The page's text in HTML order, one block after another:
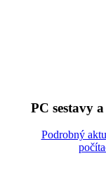
PC sestavy
Podrobný